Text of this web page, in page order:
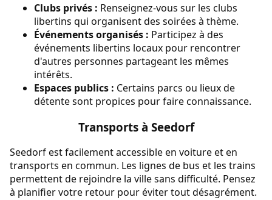
Clubs privés : Renseignez-vous sur les clubs
libertins qui organisent des soirées à thème.
Événements organisés : Participez à des
événements libertins locaux pour rencontrer
d'autres personnes partageant les mêmes
intérêts.
Espaces publics : Certains parcs ou lieux de
détente sont propices pour faire connaissance.
Transports à Seedorf
Seedorf est facilement accessible en voiture et en
transports en commun. Les lignes de bus et les trains
permettent de rejoindre la ville sans difficulté. Pensez
à planifier votre retour pour éviter tout désagrément.